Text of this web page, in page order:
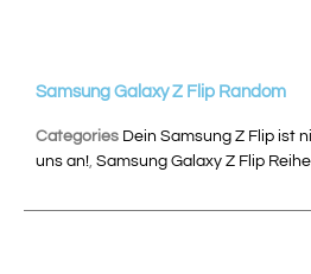
Samsung Galaxy Z Flip Random
Categories Dein Samsung Z Flip ist
uns an! Samsung Galaxy Z Flip Reihe